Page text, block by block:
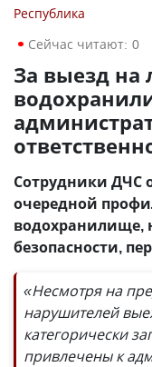
Республика
Сейчас читают: 0
За выезд на
Сотрудники ДЧС
очередной
водохранилище,
безопасности,
«Несмотря на
нарушителей
категорически
привлечены к